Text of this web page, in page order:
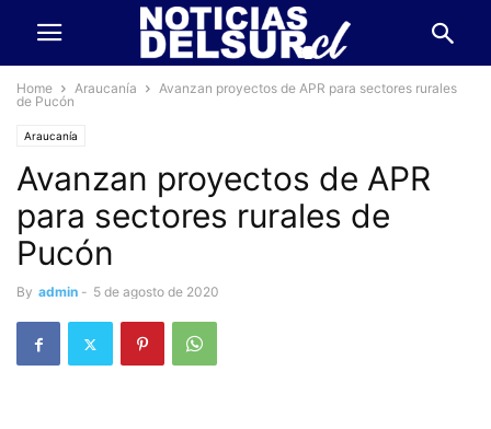
Home Araucanía
Avanzan proyectos de APR para sectores rurales
de Pucón
Araucanía
Avanzan proyectos de APR
para sectores rurales de
Pucón
By admin - 5 de agosto de 2020